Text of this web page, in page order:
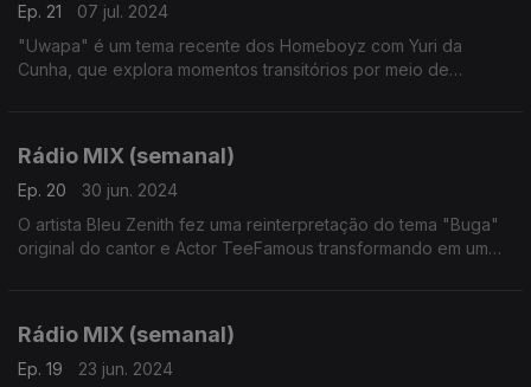
Ep. 21
07 jul. 2024
"Uwapa" é um tema recente dos Homeboyz com Yuri da
Cunha, que explora momentos transitórios por meio de
Rádio MIX (semanal)
Ep. 20
30 jun. 2024
O artista Bleu Zenith fez uma reinterpretação do tema "Buga"
original do cantor e Actor TeeFamous transformando em um
Rádio MIX (semanal)
Ep. 19
23 jun. 2024